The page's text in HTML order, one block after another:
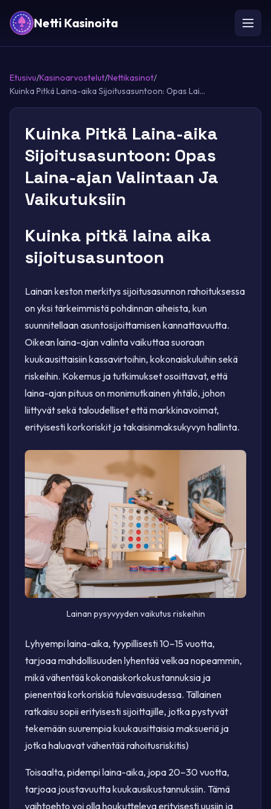
Netti Kasinoita
Etusivu/Kasinoarvostelut/Nettikasinot/
Kuinka Pitkä Laina-aika Sijoitusasuntoon: Opas Lai...
Kuinka Pitkä Laina-aika
Sijoitusasuntoon: Opas
Laina-ajan Valintaan Ja
Vaikutuksiin
Kuinka pitkä laina aika
sijoitusasuntoon
Lainan keston merkitys sijoitusasunnon rahoituksessa
on yksi tärkeimmistä pohdinnan aiheista, kun
suunnitellaan asuntosijoittamisen kannattavuutta.
Oikean laina-ajan valinta vaikuttaa suoraan
kuukausittaisiin kassavirtoihin, kokonaiskuluihin sekä
riskeihin. Kokemus ja tutkimukset osoittavat, että
laina-ajan pituus on monimutkainen yhtälö, johon
liittyvät sekä taloudelliset että markkinavoimat,
erityisesti korkoriskit ja takaisinmaksukyvyn hallinta.
Lainan pysyvyyden vaikutus riskeihin
Lyhyempi laina-aika, tyypillisesti 10–15 vuotta,
tarjoaa mahdollisuuden lyhentää velkaa nopeammin,
mikä vähentää kokonaiskorkokustannuksia ja
pienentää korkoriskiä tulevaisuudessa. Tällainen
ratkaisu sopii erityisesti sijoittajille, jotka pystyvät
tekemään suurempia kuukausittaisia maksueriä ja
jotka haluavat vähentää rahoitusriskitis)
Toisaalta, pidempi laina-aika, jopa 20–30 vuotta,
tarjoaa joustavuutta kuukausikustannuksiin. Tämä
vaihtoehto voi olla houkutteleva erityisesti uusiin ja